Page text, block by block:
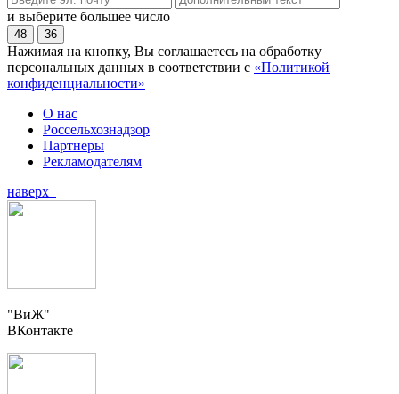
и выберите большее число
48 36
Нажимая на кнопку, Вы соглашаетесь на обработку
персональных данных в соответствии с «Политикой
конфиденциальности»
О нас
Россельхознадзор
Партнеры
Рекламодателям
наверх
"ВиЖ"
ВКонтакте